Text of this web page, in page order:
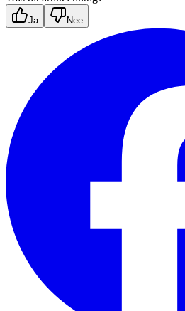
Ja Nee